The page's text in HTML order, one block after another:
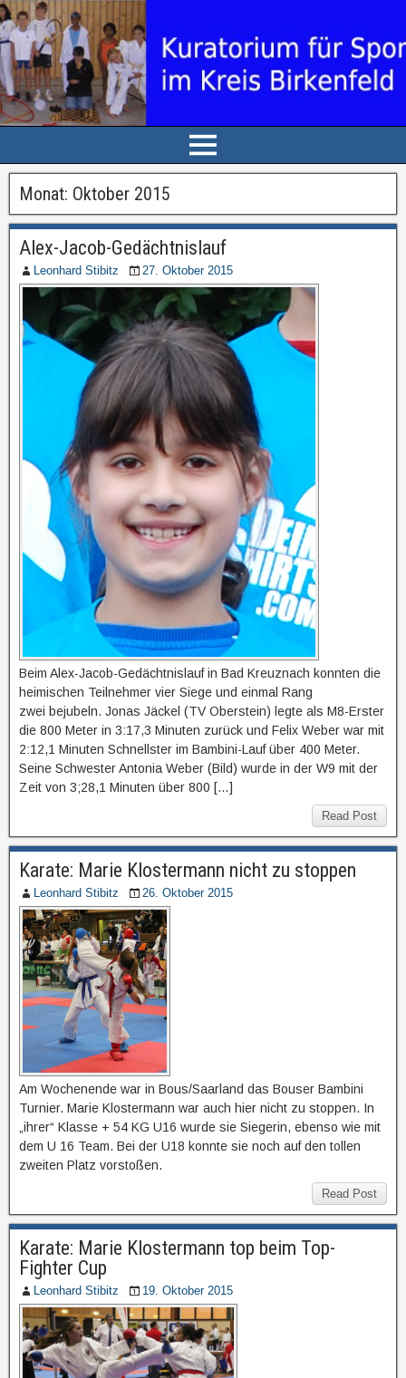
Monat: Oktober 2015
Alex-Jacob-Gedächtnislauf
Leonhard Stibitz 27. Oktober 2015
Beim Alex-Jacob-Gedächtnislauf in Bad Kreuznach konnten die
heimischen Teilnehmer vier Siege und einmal Rang
zwei bejubeln. Jonas Jäckel (TV Oberstein) legte als M8-Erster
die 800 Meter in 3:17,3 Minuten zurück und Felix Weber war mit
2:12,1 Minuten Schnellster im Bambini-Lauf über 400 Meter.
Seine Schwester Antonia Weber (Bild) wurde in der W9 mit der
Zeit von 3;28,1 Minuten über 800 […]
Read Post
Karate: Marie Klostermann nicht zu stoppen
Leonhard Stibitz 26. Oktober 2015
Am Wochenende war in Bous/Saarland das Bouser Bambini
Turnier. Marie Klostermann war auch hier nicht zu stoppen. In
„ihrer“ Klasse + 54 KG U16 wurde sie Siegerin, ebenso wie mit
dem U 16 Team. Bei der U18 konnte sie noch auf den tollen
zweiten Platz vorstoßen.
Read Post
Karate: Marie Klostermann top beim Top-
Fighter Cup
Leonhard Stibitz 19. Oktober 2015